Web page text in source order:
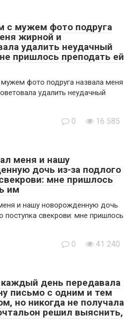
с мужем фото подруга
жирной и
удалить неудачный
пришлось преподать ей
фото подруга назвала меня
удалить неудачный
0 16 585
меня и нашу
дочь из-за подлого
мне пришлось
им
и нашу новорожденную дочь
поступка свекрови: мне пришлось
0 41 240
день передавала
письмо с одним и тем
но никогда не получала
решил выяснить,